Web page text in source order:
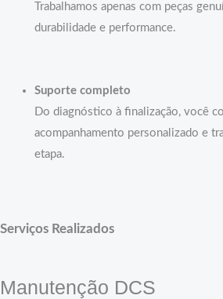
Trabalhamos apenas com peças
durabilidade e performance.
Suporte completo
Do diagnóstico à finalização, você
acompanhamento personalizado e
etapa.
Serviços Realizados
Manutenção DCS